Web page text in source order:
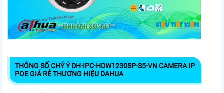
THÔNG SỐ CHÝ Ý DH-IPC-HDW1230SP-S5-VN CAMERA IP
POE GIÁ RẺ THƯƠNG HIỆU DAHUA